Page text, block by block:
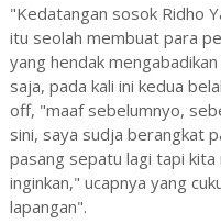
"Kedatangan sosok Ridho
itu seolah membuat para
yang hendak
saja, pada kali ini kedua
off, "maaf sebelumnyo,
sini, saya sudja berangkat
pasang sepatu lagi tapi kita
inginkan," ucapnya yang
lapangan".